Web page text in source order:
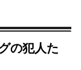
の犯人た